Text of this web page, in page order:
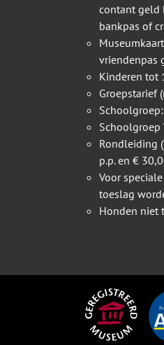
contant geld
bankpas of
vriendenpas
Kinderen tot
Groepstarief
Schoolgroep
Rondleiding
p.p. en €
Voor
toeslag
Honden niet